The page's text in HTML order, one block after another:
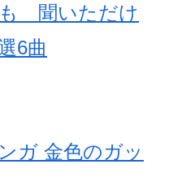
聞いただけ
6曲
ガ 金色のガッ